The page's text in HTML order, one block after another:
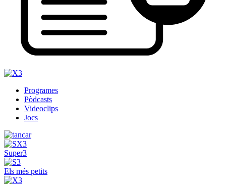
Programes
Pòdcasts
Videoclips
Jocs
Super3
Els més petits